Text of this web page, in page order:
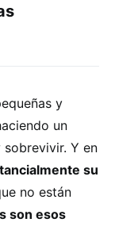
y
un
Y en
su
no están
son esos